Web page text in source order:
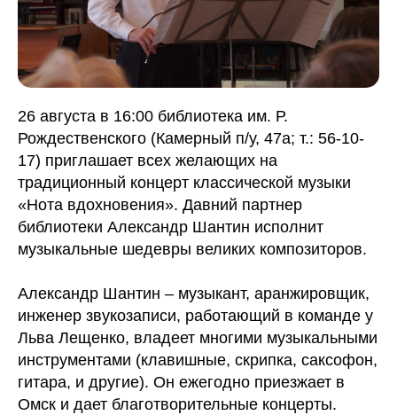
26 августа в 16:00 библиотека им. Р.
Рождественского (Камерный п/у, 47а; т.: 56-10-
17) приглашает всех желающих на
традиционный концерт классической музыки
«Нота вдохновения». Давний партнер
библиотеки Александр Шантин исполнит
музыкальные шедевры великих композиторов.
Александр Шантин – музыкант, аранжировщик,
инженер звукозаписи, работающий в команде у
Льва Лещенко, владеет многими музыкальными
инструментами (клавишные, скрипка, саксофон,
гитара, и другие). Он ежегодно приезжает в
Омск и дает благотворительные концерты.